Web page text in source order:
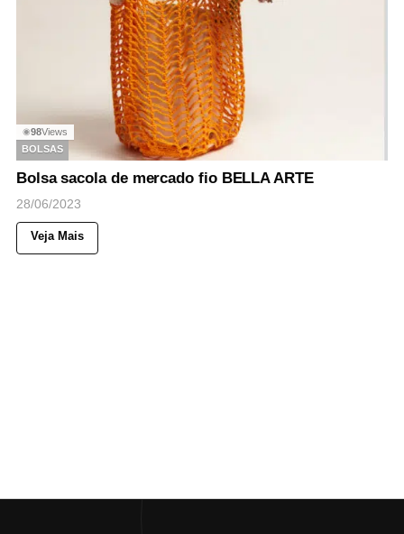
◉98Views
BOLSAS
Bolsa sacola de mercado fio BELLA ARTE
28/06/2023
Veja Mais